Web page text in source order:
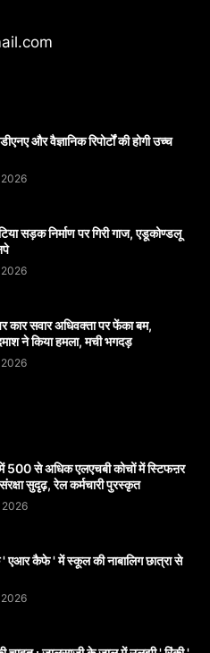
और वैज्ञानिक रिपोर्टों की होगी उच्च
सड़क निर्माण पर गिरी गाज, एडूकोण्डलू
कार सवार अधिवक्ता पर फेंका बम,
ने किया हमला, मची भगदड़
में 500 से अधिक एलएचबी कोचों में स्टिफऩर
सुदृढ़, रेल कर्मचारी पुरस्कृत
एआर कैफे ' में स्कूल की नाबालिग छात्रा से